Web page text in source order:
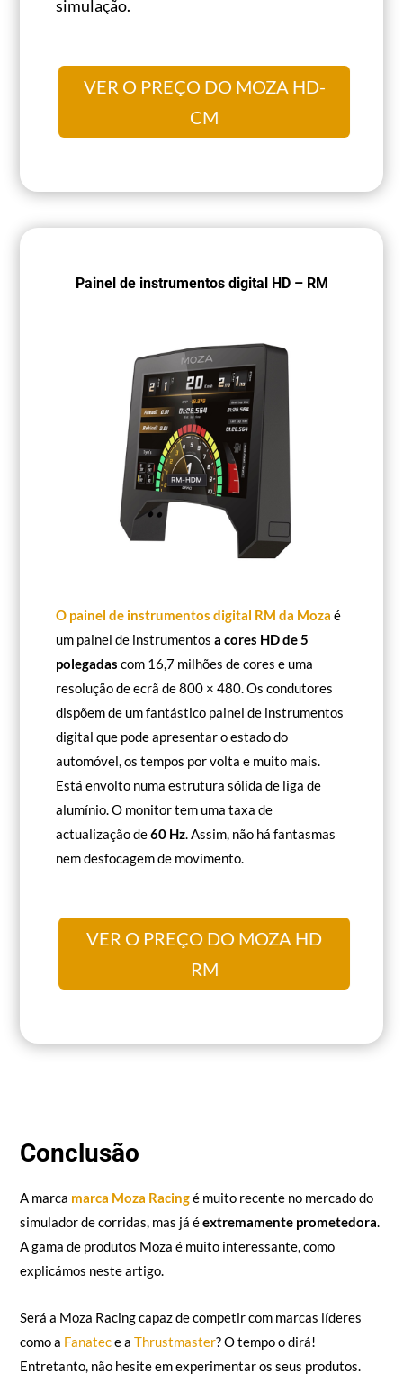
simulação.
VER O PREÇO DO MOZA HD-
CM
Painel de instrumentos digital HD – RM
O painel de instrumentos digital RM da Mozaé
um painel de instrumentosa cores HD de 5
polegadas com 16,7 milhões de cores e uma
resolução de ecrã de 800 × 480. Os condutores
dispõem de um fantástico painel de instrumentos
digital que pode apresentar o estado do
automóvel, os tempos por volta e muito mais.
Está envolto numa estrutura sólida de liga de
alumínio. O monitor tem uma taxa de
actualização de60 Hz. Assim, não há fantasmas
nem desfocagem de movimento.
VER O PREÇO DO MOZA HD
RM
Conclusão
A marca marca Moza Racingé muito recente no mercado do
simulador de corridas, mas já éextremamente prometedora.
A gama de produtos Moza é muito interessante, como
explicámos neste artigo.
Será a Moza Racing capaz de competir com marcas líderes
como a Fanatece a Thrustmaster? O tempo o dirá!
Entretanto, não hesite em experimentar os seus produtos.